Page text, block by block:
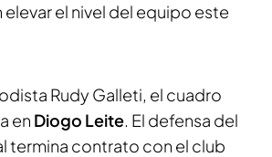
el nivel del equipo este
Rudy Galleti, el cuadro
en Diogo Leite. El defensa del
termina contrato con el club